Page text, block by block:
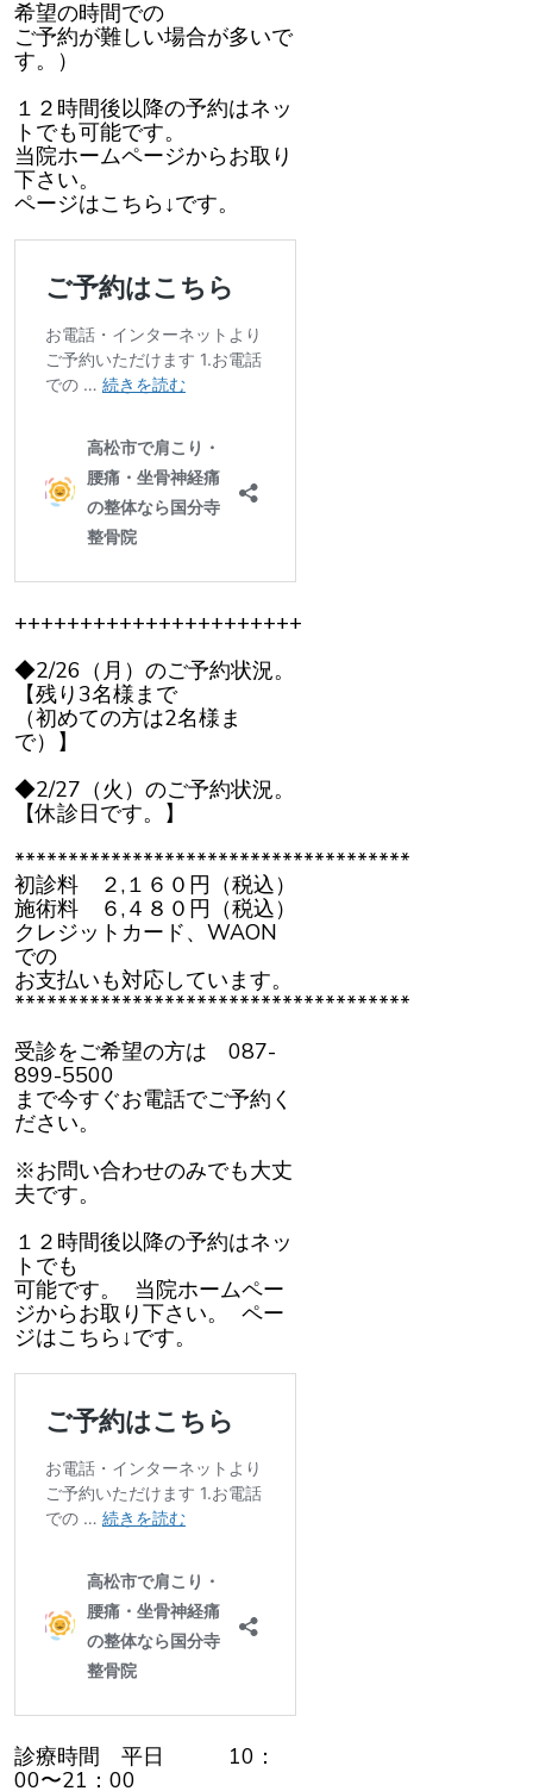
希望の時間での
ご予約が難しい場合が多いで
す。）
１２時間後以降の予約はネッ
トでも可能です。
当院ホームページからお取り
下さい。
ページはこちら↓です。
++++++++++++++++++++++
◆2/26（月）のご予約状況。
【残り3名様まで
（初めての方は2名様ま
で）】
◆2/27（火）のご予約状況。
【休診日です。】
*************************************
初診料 ２,１６０円（税込）
施術料 ６,４８０円（税込）
クレジットカード、WAON
での
お支払いも対応しています。
*************************************
受診をご希望の方は 087-
899-5500
まで今すぐお電話でご予約く
ださい。
※お問い合わせのみでも大丈
夫です。
１２時間後以降の予約はネッ
トでも
可能です。 当院ホームペー
ジからお取り下さい。 ペー
ジはこちら↓です。
診療時間 平日 10：
00〜21：00